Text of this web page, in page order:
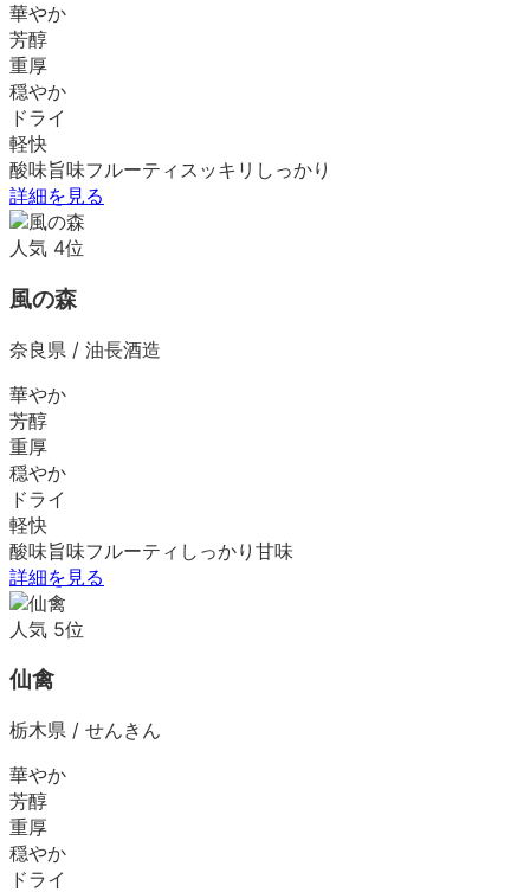
華やか
芳醇
重厚
穏やか
ドライ
軽快
酸味旨味フルーティ スッキリ しっかり
詳細を見る
人気 4位
風の森
奈良県 / 油長酒造
華やか
芳醇
重厚
穏やか
ドライ
軽快
酸味旨味フルーティ しっかり 甘味
詳細を見る
人気 5位
仙禽
栃木県 / せんきん
華やか
芳醇
重厚
穏やか
ドライ